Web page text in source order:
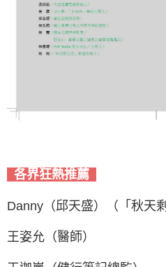
各界狂熱推薦
Danny（邱天盛）（「秋天
王姿允（醫師）